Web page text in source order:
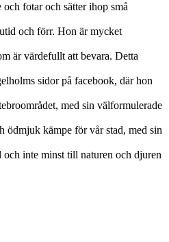
fotar och sätter ihop små
och förr. Hon är mycket
är värdefullt att bevara. Detta
sidor på facebook, där hon
med sin välformulerade
ödmjuk kämpe för vår stad, med sin
och inte minst till naturen och djuren